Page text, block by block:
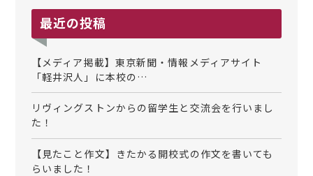
最近の投稿
【メディア掲載】東京新聞・情報メディアサイト
「軽井沢人」に本校の…
リヴィングストンからの留学生と交流会を行いまし
た！
【見たこと作文】きたかる開校式の作文を書いても
らいました！